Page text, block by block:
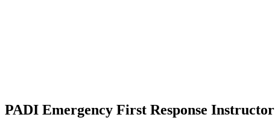
PADI Emergency First Response Instructor